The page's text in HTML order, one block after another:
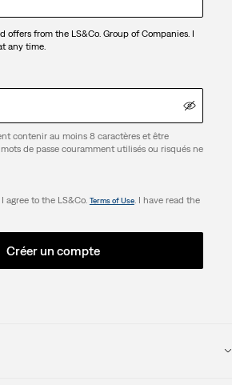
offers from the LS&Co. Group of Companies. I
any time.
contenir au moins 8 caractères et être
de passe couramment utilisés ou risqués ne
agree to the LS&Co. Terms of Use. I have read the
Créer un compte